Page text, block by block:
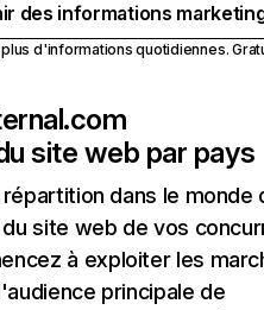
des informations
d'informations quotidiennes.
site web par pays
dans le monde
site web de vos
à exploiter les
principale de